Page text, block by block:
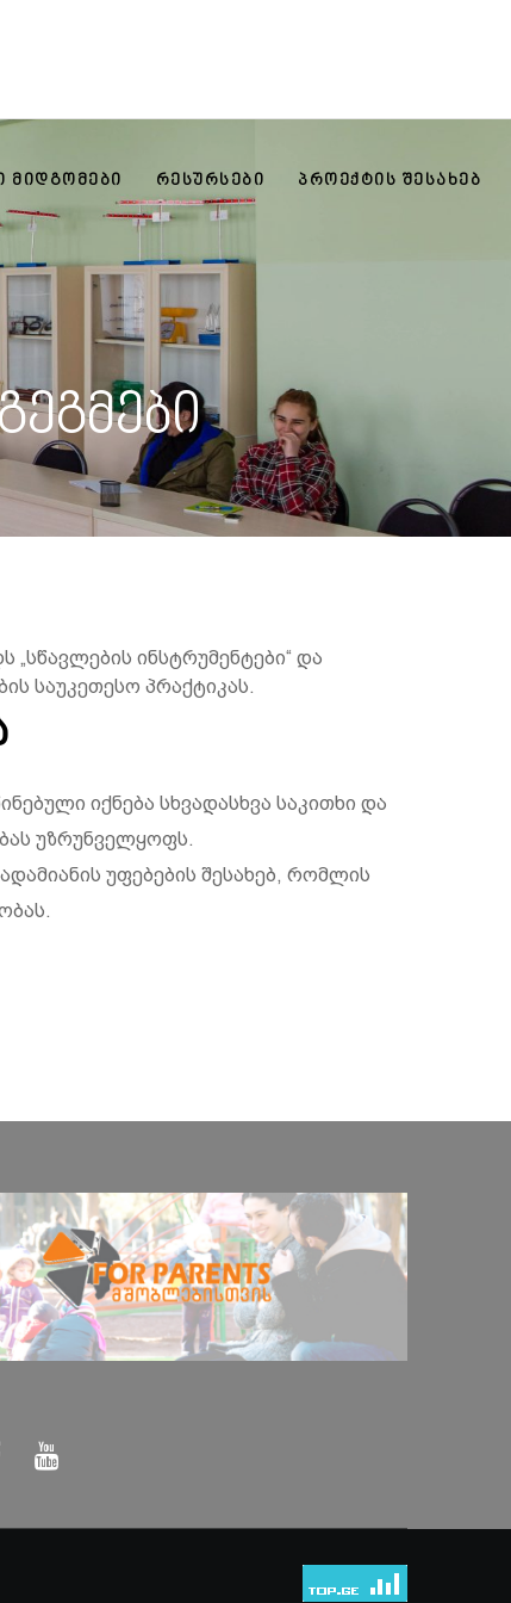
ᲛᲘᲓᲒᲝᲛᲔᲑᲘ ᲠᲔᲡᲣᲠᲡᲔᲑᲘ ᲞᲠᲝᲔᲥᲢᲘᲡ ᲨᲔᲡᲐᲮᲔᲑ
ინსტრუმენტები“ და
საუკეთესო პრაქტიკას.
იქნება სხვადასხვა საკითხი და
უზრუნველყოფს.
უფებების შესახებ, რომლის